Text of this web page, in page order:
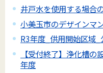
井戸水を使用する場合
小美玉市のデザインマ
R3年度_供用開始区域
【受付終了】浄化槽
年度